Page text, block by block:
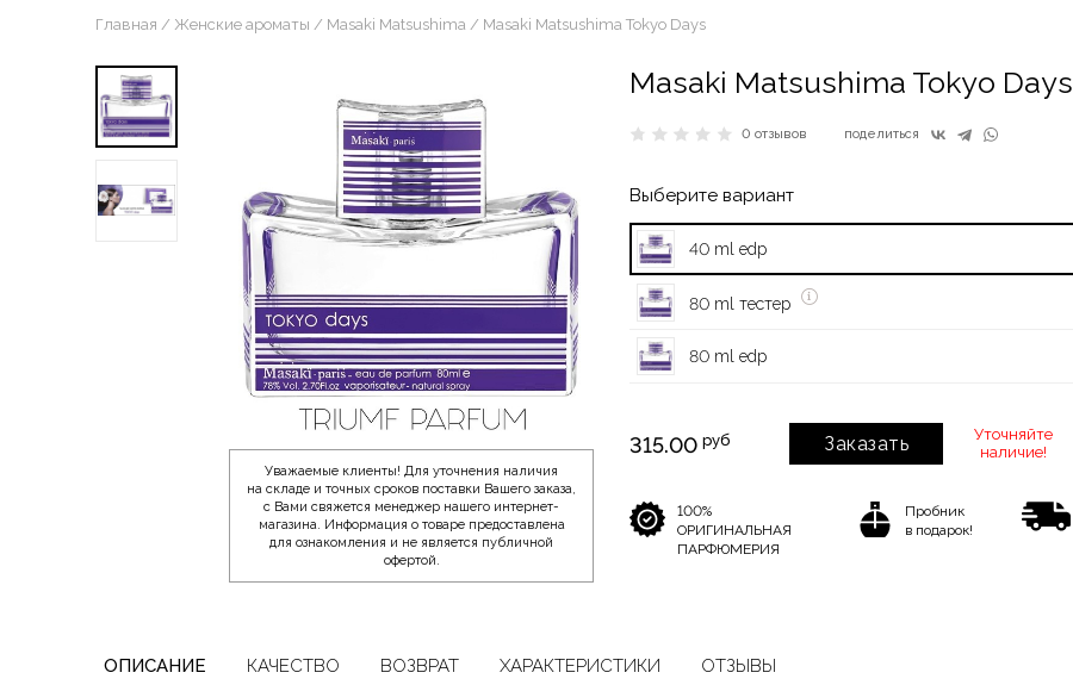
Главная Женские ароматы Masaki Matsushima Masaki Matsushima Tokyo Days
Уважаемые клиенты! Для уточнения наличия
на складе и точных сроков поставки Вашего заказа,
с Вами свяжется менеджер нашего интернет-
магазина. Информация о товаре предоставлена
для ознакомления и не является публичной
офертой.
Masaki Matsushima Tokyo Days
0 отзывов поделиться
Выберите вариант
40 ml edp
80 ml тестер
80 ml edp
315.00 руб Заказать
Уточняйте
наличие!
100%
ОРИГИНАЛЬНАЯ
ПАРФЮМЕРИЯ
Пробник
в подарок!
ОПИСАНИЕ КАЧЕСТВО ВОЗВРАТ ХАРАКТЕРИСТИКИ ОТЗЫВЫ